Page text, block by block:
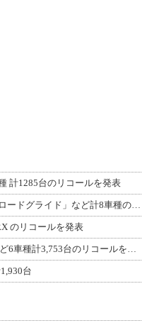
計1285台のリコールを発表
【ハーレー】「スポーツスターS」「ロードグライド」など計8車種のリコールを発表
のリコールを発表
【トライアンフ】ボンネビル T100 など6車種計3,753台のリコールを発表
台